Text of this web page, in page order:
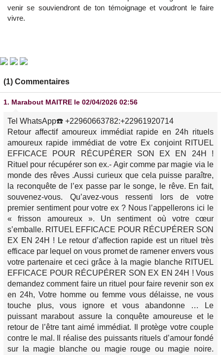
venir se souviendront de ton témoignage et voudront le faire
vivre.
(1) Commentaires
1. Marabout MAITRE le 02/04/2026 02:56
Tel WhatsApp☎️ +22960663782:+22961920714
Retour affectif amoureux immédiat rapide en 24h rituels
amoureux rapide immédiat de votre Ex conjoint RITUEL
EFFICACE POUR RÉCUPÉRER SON EX EN 24H !
Rituel pour récupérer son ex.- Agir comme par magie via le
monde des rêves .Aussi curieux que cela puisse paraître,
la reconquête de l’ex passe par le songe, le rêve. En fait,
souvenez-vous. Qu’avez-vous ressenti lors de votre
premier sentiment pour votre ex ? Nous l’appellerons ici le
« frisson amoureux ». Un sentiment où votre cœur
s’emballe. RITUEL EFFICACE POUR RÉCUPÉRER SON
EX EN 24H ! Le retour d’affection rapide est un rituel très
efficace par lequel on vous promet de ramener envers vous
votre partenaire et ceci grâce à la magie blanche RITUEL
EFFICACE POUR RÉCUPÉRER SON EX EN 24H ! Vous
demandez comment faire un rituel pour faire revenir son ex
en 24h, Votre homme ou femme vous délaisse, ne vous
touche plus, vous ignore et vous abandonne … Le
puissant marabout assure la conquête amoureuse et le
retour de l’être tant aimé immédiat. Il protège votre couple
contre le mal. Il réalise des puissants rituels d’amour fondé
sur la magie blanche ou magie rouge ou magie noire.